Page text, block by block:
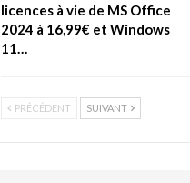
licences à vie de MS Office
2024 à 16,99€ et Windows
11…
PRÉCÉDENT SUIVANT